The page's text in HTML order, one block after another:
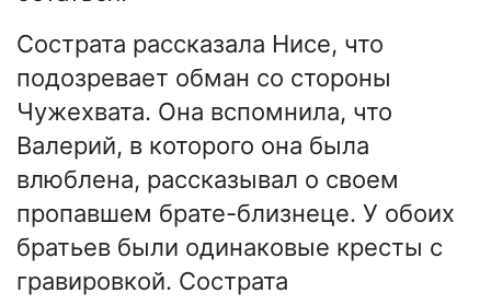
Сострата рассказала Нисе, что
подозревает обман со стороны
Чужехвата. Она вспомнила, что
Валерий, в которого она была
влюблена, рассказывал о своем
пропавшем брате-близнеце. У обоих
братьев были одинаковые кресты с
гравировкой. Сострата